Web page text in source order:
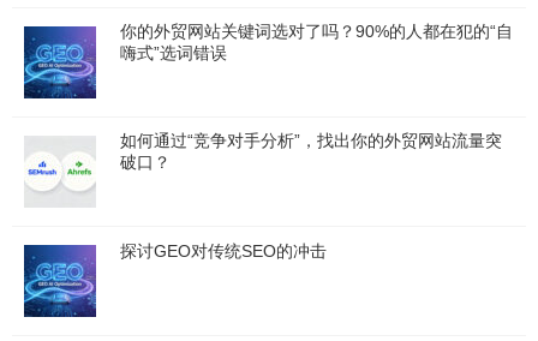
你的外贸网站关键词选对了吗？90%的人都在犯的“自
嗨式”选词错误
如何通过“竞争对手分析”，找出你的外贸网站流量突
破口？
探讨GEO对传统SEO的冲击